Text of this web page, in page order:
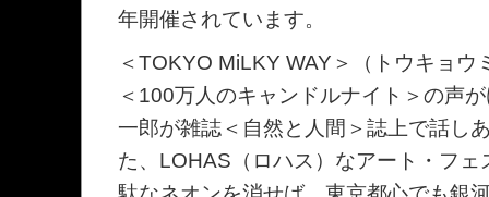
年開催されています。
＜TOKYO MiLKY WAY＞（トウキョウ
＜100万人のキャンドルナイト＞の声
一郎が雑誌＜自然と人間＞誌上で話し
た、LOHAS（ロハス）なアート・フ